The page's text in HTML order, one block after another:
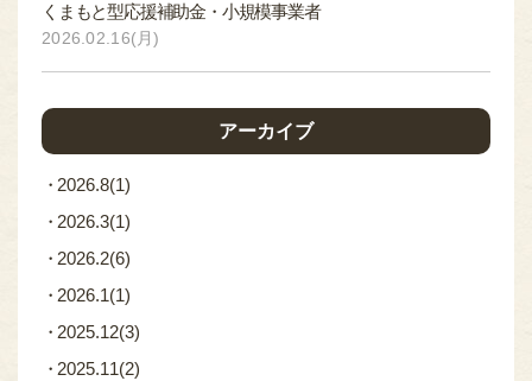
くまもと型応援補助金・小規模事業者
2026.02.16(月)
アーカイブ
2026.8(1)
2026.3(1)
2026.2(6)
2026.1(1)
2025.12(3)
2025.11(2)